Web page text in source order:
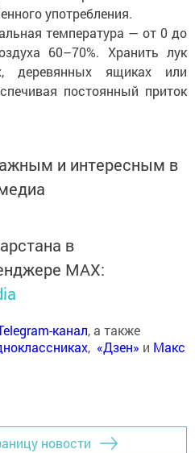
употребления.
температура — от 0 до
60–70%. Хранить лук
деревянных ящиках или
постоянный приток
и интересным в
в
MАХ:
канал, а также
, «Дзен» и Макс
новости